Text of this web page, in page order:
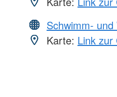
Schwimm-
Karte: Link zur